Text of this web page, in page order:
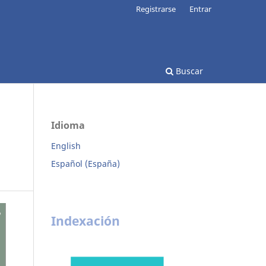
Buscar
Registrarse Entrar
Idioma
English
Español (España)
Indexación